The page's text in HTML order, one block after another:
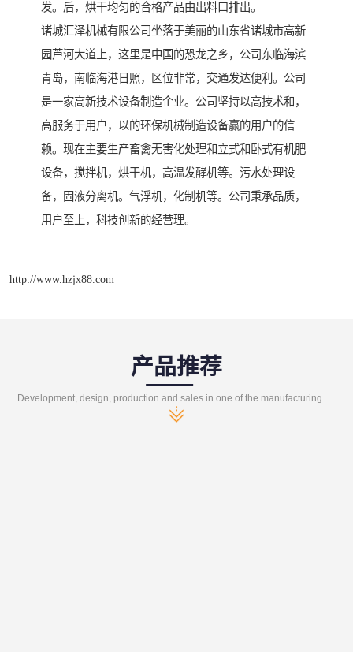
发。后，烘干均匀的合格产品由出料口排出。
诸城汇泽机械有限公司坐落于美丽的山东省诸城市高新
园芦河大道上，这里是中国的恐龙之乡，公司东临海滨
青岛，南临海港日照，区位非常，交通发达便利。公司
是一家高新技术设备制造企业。公司坚持以高技术和，
高服务于用户，以的环保机械制造设备赢的用户的信
赖。现在主要生产畜禽无害化处理和立式和卧式有机肥
设备，搅拌机，烘干机，高温发酵机等。污水处理设
备，固液分离机。气浮机，化制机等。公司秉承品质，
用户至上，科技创新的经营理。
http://www.hzjx88.com
产品推荐